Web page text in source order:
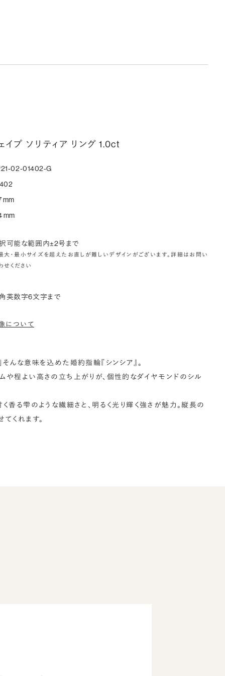
プ ソリティア リング 1.0ct
02-01402-G
mm
mm
可能な範囲内±2号まで
大・最小サイズを超えたお直しが難しいデザインがございます。詳細はお問い
せください
英数字6文字まで
について
そんな意味を込めた婚約指輪『シンシア』。
や程よい高さの立ち上がりが、個性的なダイヤモンドのシル
香る雫のような繊細さと、明るく光り輝く強さが魅力。縦長の
くれます。